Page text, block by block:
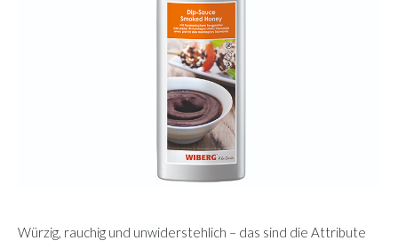
Würzig, rauchig und unwiderstehlich – das sind die Attribute